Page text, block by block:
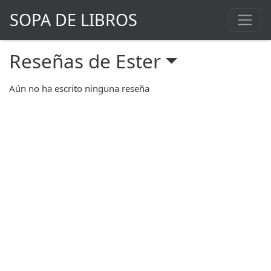
SOPA DE LIBROS
Reseñas de Ester
Aún no ha escrito ninguna reseña